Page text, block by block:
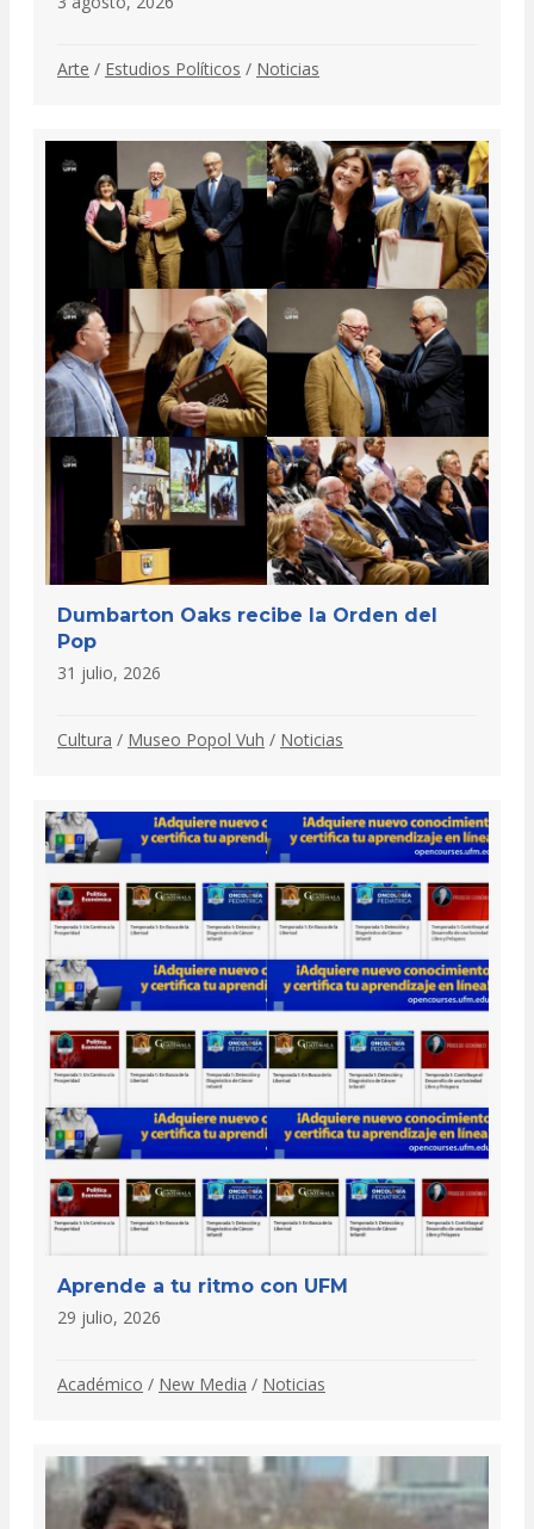
Arte / Estudios Políticos / Noticias
Dumbarton Oaks recibe la Orden del
Pop
31 julio, 2026
Cultura / Museo Popol Vuh / Noticias
Aprende a tu ritmo con UFM
29 julio, 2026
Académico / New Media / Noticias